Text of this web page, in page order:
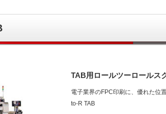
TAB用ロールツーロールス
電子業界のFPC印刷に、優れた位
to-R TAB